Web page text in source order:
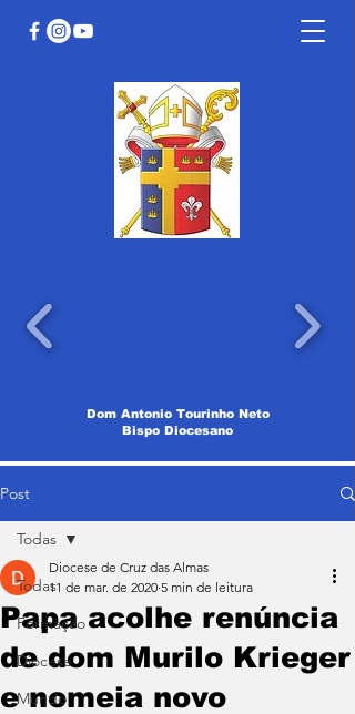
Dom Antonio Tourinho Neto
Bispo Diocesano
Post
Todas
Formação
Diocese
Mundo
Todas
Papa acolhe renúncia
de dom Murilo Krieger
e nomeia novo
Diocese de Cruz das Almas
11 de mar. de 2020 5 min de leitura